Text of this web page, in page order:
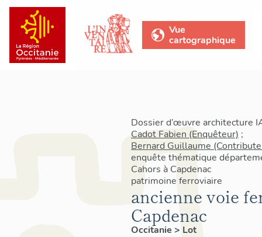
Vue
cartographique
Dossier d’œuvre architecture
Cadot Fabien (Enquêteur) ;
Bernard Guillaume
enquête thématique
Cahors à Capdenac
patrimoine ferroviaire
ancienne voie
Capdenac
Occitanie > Lot